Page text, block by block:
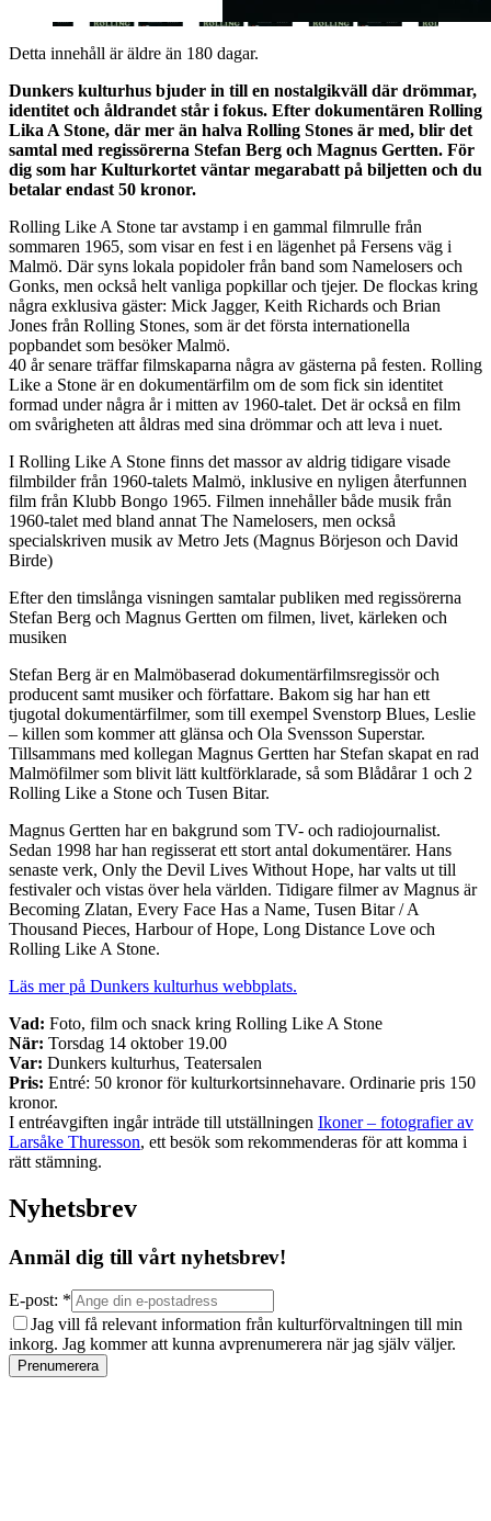
Detta innehåll är äldre än 180 dagar.
Dunkers kulturhus bjuder in till en nostalgikväll där drömmar,
identitet och åldrandet står i fokus. Efter dokumentären Rolling
Lika A Stone, där mer än halva Rolling Stones är med, blir det
samtal med regissörerna Stefan Berg och Magnus Gertten. För
dig som har Kulturkortet väntar megarabatt på biljetten och du
betalar endast 50 kronor.
Rolling Like A Stone tar avstamp i en gammal filmrulle från
sommaren 1965, som visar en fest i en lägenhet på Fersens väg i
Malmö. Där syns lokala popidoler från band som Namelosers och
Gonks, men också helt vanliga popkillar och tjejer. De flockas kring
några exklusiva gäster: Mick Jagger, Keith Richards och Brian
Jones från Rolling Stones, som är det första internationella
popbandet som besöker Malmö.
40 år senare träffar filmskaparna några av gästerna på festen. Rolling
Like a Stone är en dokumentärfilm om de som fick sin identitet
formad under några år i mitten av 1960-talet. Det är också en film
om svårigheten att åldras med sina drömmar och att leva i nuet.
I Rolling Like A Stone finns det massor av aldrig tidigare visade
filmbilder från 1960-talets Malmö, inklusive en nyligen återfunnen
film från Klubb Bongo 1965. Filmen innehåller både musik från
1960-talet med bland annat The Namelosers, men också
specialskriven musik av Metro Jets (Magnus Börjeson och David
Birde)
Efter den timslånga visningen samtalar publiken med regissörerna
Stefan Berg och Magnus Gertten om filmen, livet, kärleken och
musiken
Stefan Berg är en Malmöbaserad dokumentärfilmsregissör och
producent samt musiker och författare. Bakom sig har han ett
tjugotal dokumentärfilmer, som till exempel Svenstorp Blues, Leslie
– killen som kommer att glänsa och Ola Svensson Superstar.
Tillsammans med kollegan Magnus Gertten har Stefan skapat en rad
Malmöfilmer som blivit lätt kultförklarade, så som Blådårar 1 och 2
Rolling Like a Stone och Tusen Bitar.
Magnus Gertten har en bakgrund som TV- och radiojournalist.
Sedan 1998 har han regisserat ett stort antal dokumentärer. Hans
senaste verk, Only the Devil Lives Without Hope, har valts ut till
festivaler och vistas över hela världen. Tidigare filmer av Magnus är
Becoming Zlatan, Every Face Has a Name, Tusen Bitar / A
Thousand Pieces, Harbour of Hope, Long Distance Love och
Rolling Like A Stone.
Läs mer på Dunkers kulturhus webbplats.
Vad: Foto, film och snack kring Rolling Like A Stone
När: Torsdag 14 oktober 19.00
Var: Dunkers kulturhus, Teatersalen
Pris: Entré: 50 kronor för kulturkortsinnehavare. Ordinarie pris 150
kronor.
I entréavgiften ingår inträde till utställningen Ikoner – fotografier av
Larsåke Thuresson, ett besök som rekommenderas för att komma i
rätt stämning.
Nyhetsbrev
Anmäl dig till vårt nyhetsbrev!
E-post: *
Jag vill få relevant information från kulturförvaltningen till min
inkorg. Jag kommer att kunna avprenumerera när jag själv väljer.
Prenumerera